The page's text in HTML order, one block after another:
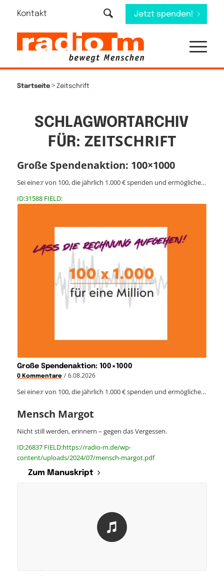
Kontakt Jetzt spenden!
Startseite> Zeitschrift
SCHLAGWORTARCHIV
FÜR: ZEITSCHRIFT
Große Spendenaktion: 100×1000
Sei eine:r von 100, die jährlich 1.000 € spenden und ermögliche…
ID:31588 FIELD:
Große Spendenaktion: 100×1000
0 Kommentare / 6.08.2026
Sei eine:r von 100, die jährlich 1.000 € spenden und ermögliche…
Mensch Margot
Nicht still werden, erinnern – gegen das Vergessen.
ID:26837 FIELD:https://radio-m.de/wp-
content/uploads/2024/07/mensch-margot.pdf
Zum Manuskript